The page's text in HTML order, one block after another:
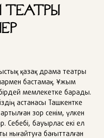
қазақ драма театры
бастамақ. Ұжым
мемлекетке барады.
астанасы Ташкентке
зор сенім, үлкен
Себебі, бауырлас екі ел
нығайтуға бағытталған